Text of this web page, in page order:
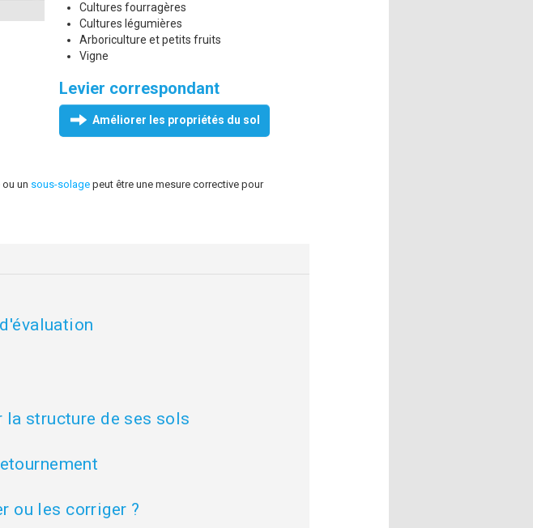
Cultures fourragères
Cultures légumières
Arboriculture et petits fruits
Vigne
Levier correspondant
Améliorer les propriétés du sol
un sous-solage peut être une mesure corrective pour
la structure de ses sols
ou les corriger ?